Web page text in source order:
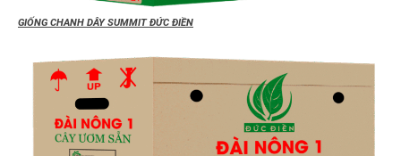
GIỐNG CHANH DÂY SUMMIT ĐỨC ĐIỀN